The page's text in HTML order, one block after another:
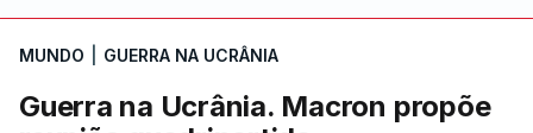
MUNDO GUERRA NA UCRÂNIA
Guerra na Ucrânia. Macron propõe